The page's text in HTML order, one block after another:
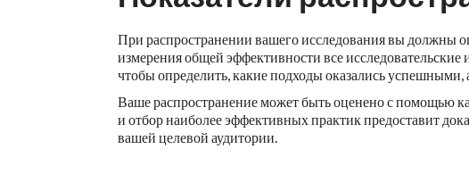
При распространении вашего исследования вы должны
измерения общей эффективности все
чтобы определить, какие подходы оказались успешными,
Ваше распространение может быть оценено с помощью
и отбор наиболее эффективных практик предоставит
вашей целевой аудитории.